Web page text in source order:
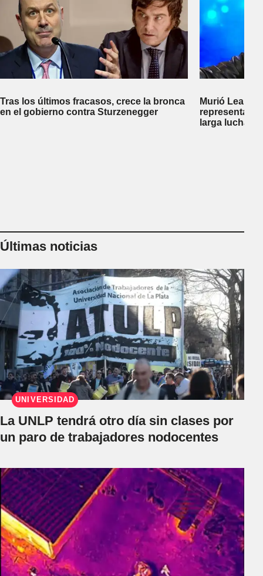
Tras los últimos fracasos, crece la bronca
en el gobierno contra Sturzenegger
Murió
larga lucha
Últimas noticias
UNIVERSIDAD
La UNLP tendrá otro día sin clases por
un paro de trabajadores nodocentes